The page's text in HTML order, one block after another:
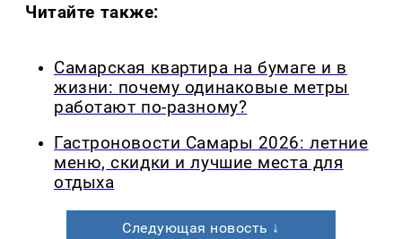
Читайте также:
Самарская квартира на бумаге и в
жизни: почему одинаковые метры
работают по-разному?
Гастроновости Самары 2026: летние
меню, скидки и лучшие места для
отдыха
Следующая новость ↓